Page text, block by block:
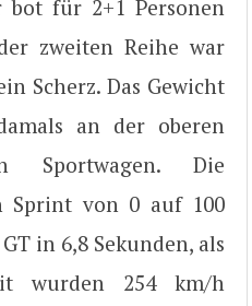
bot für 2+1 Personen
zweiten Reihe war
Scherz. Das Gewicht
an der oberen
Sportwagen. Die
Sprint von 0 auf 100
in 6,8 Sekunden, als
wurden 254 km/h